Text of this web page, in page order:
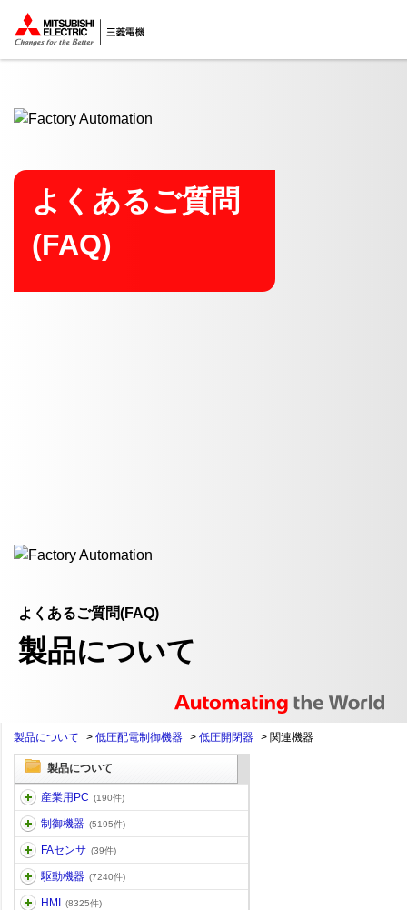
ここから本文
よくあるご質問
(FAQ)
よくあるご質問(FAQ)
製品について
製品について > 低圧配電制御機器 > 低圧開閉器 > 関連機器
製品について
産業用PC (190件)
制御機器 (5195件)
FAセンサ (39件)
駆動機器 (7240件)
HMI (8325件)